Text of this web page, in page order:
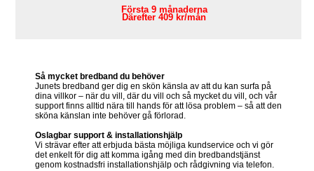
Första 9 månaderna
Därefter 409 kr/mån
Så mycket bredband du behöver
Junets bredband ger dig en skön känsla av att du kan surfa på
dina villkor – när du vill, där du vill och så mycket du vill, och vår
support finns alltid nära till hands för att lösa problem – så att den
sköna känslan inte behöver gå förlorad.
Oslagbar support & installationshjälp
Vi strävar efter att erbjuda bästa möjliga kundservice och vi gör
det enkelt för dig att komma igång med din bredbandstjänst
genom kostnadsfri installationshjälp och rådgivning via telefon.